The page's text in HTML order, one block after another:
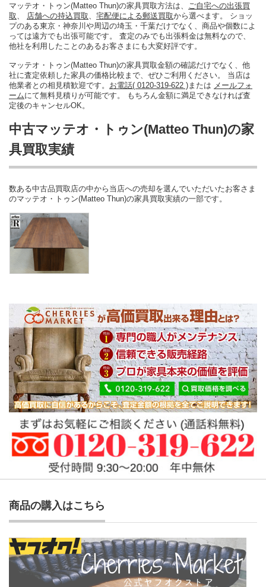
マッテオ・トゥン(Matteo Thun)の家具買取方法は、
ご自宅への出張買
取
店舗への持込買取 宅配便による郵送買取から選べます。 ショッ
プのある東京・神奈川や周辺の埼玉・千葉だけでなく、商品や個数によ
っては遠方でも出張可能です。 査定のみでも出張料金は無料なので、
他社を利用したことのあるお客さまにも大変好評です。
マッテオ・トゥン(Matteo Thun)の家具買取金額の確認だけでなく、他
社に査定依頼した家具の価格比較まで、ぜひご利用ください。 当店は
他業者との相見積歓迎です。 お電話( 0120-319-622 ) または メールフォ
ームにて無料見積りが可能です。 もちろん金額に満足できなければ査
定後のキャンセルOK。
中古マッテオ・トゥン(Matteo Thun)の家
具買取実績
数ある中古品買取店の中から当店への売却を選んでいただいたお客さま
のマッテオ・トゥン(Matteo Thun)の家具買取実績の一部です。
商品の購入はこちら